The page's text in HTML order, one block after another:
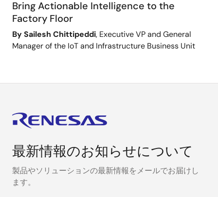
Bring Actionable Intelligence to the
Factory Floor
By Sailesh Chittipeddi, Executive VP and General
Manager of the IoT and Infrastructure Business Unit
最新情報のお知らせについて
製品やソリューションの最新情報をメールでお届けし
ます。